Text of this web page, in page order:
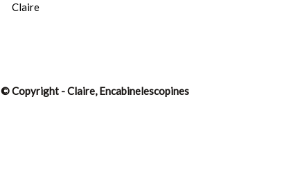
Claire
© Copyright - Claire, Encabinelescopines